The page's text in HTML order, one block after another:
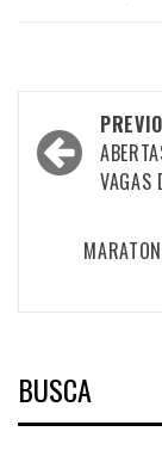
Post
VAGAS
BUSCA